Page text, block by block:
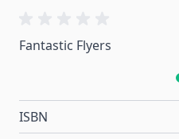
Fantastic Flyers
ISBN